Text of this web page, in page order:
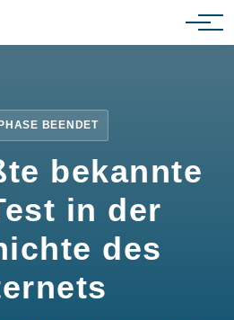
BEENDET
bekannte
in der
des